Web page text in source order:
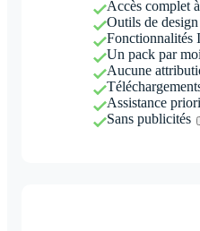
Accès complet
Outils de
Fonctionnalités
Un pack par
Aucune
Assistance
Sans publicités